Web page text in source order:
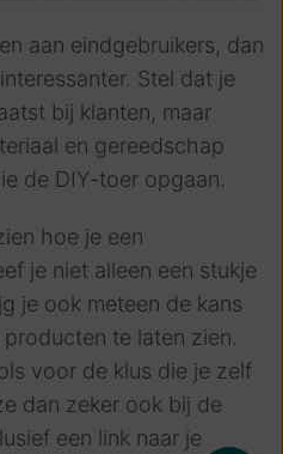
aan eindgebruikers, dan
Stel dat je
bij klanten, maar
en gereedschap
de DIY-toer opgaan.
hoe je een
je niet alleen een stukje
je ook meteen de kans
te laten zien.
voor de klus die je zelf
dan zeker ook bij de
een link naar je